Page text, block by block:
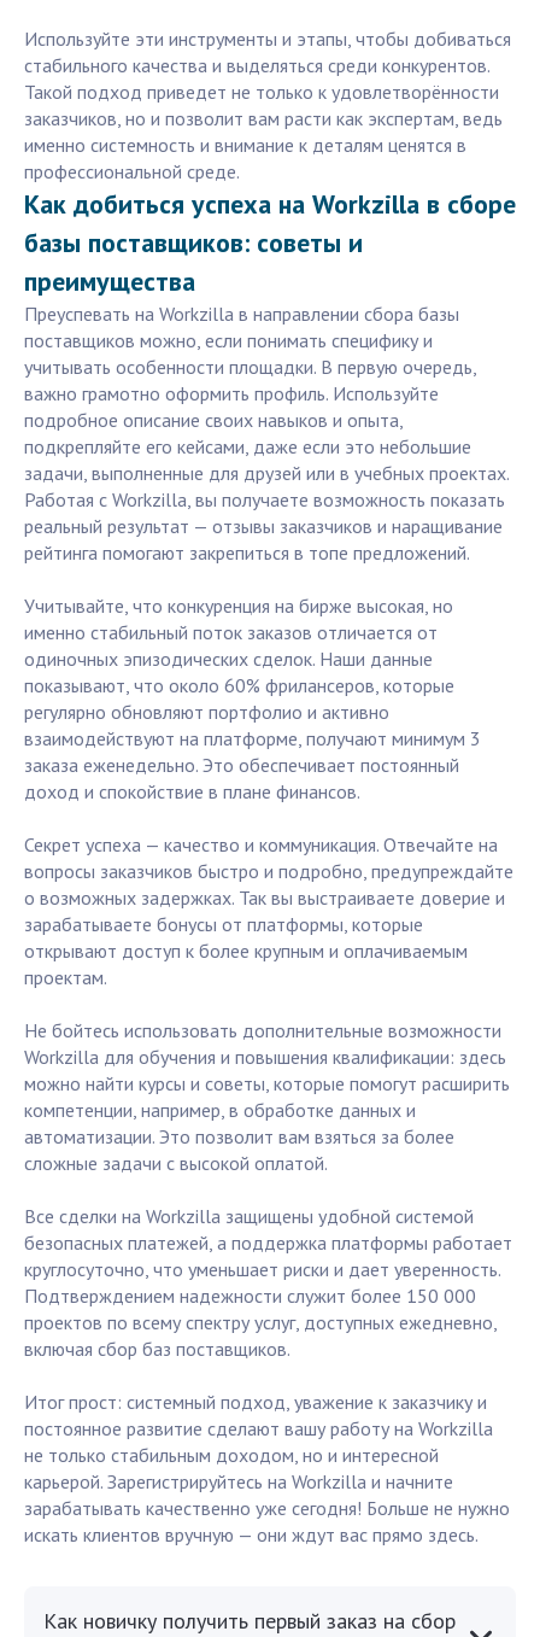
Используйте эти инструменты и этапы, чтобы добиваться
стабильного качества и выделяться среди конкурентов.
Такой подход приведет не только к удовлетворённости
заказчиков, но и позволит вам расти как экспертам, ведь
именно системность и внимание к деталям ценятся в
профессиональной среде.
Как добиться успеха на Workzilla в сборе
базы поставщиков: советы и
преимущества
Преуспевать на Workzilla в направлении сбора базы
поставщиков можно, если понимать специфику и
учитывать особенности площадки. В первую очередь,
важно грамотно оформить профиль. Используйте
подробное описание своих навыков и опыта,
подкрепляйте его кейсами, даже если это небольшие
задачи, выполненные для друзей или в учебных проектах.
Работая с Workzilla, вы получаете возможность показать
реальный результат — отзывы заказчиков и наращивание
рейтинга помогают закрепиться в топе предложений.
Учитывайте, что конкуренция на бирже высокая, но
именно стабильный поток заказов отличается от
одиночных эпизодических сделок. Наши данные
показывают, что около 60% фрилансеров, которые
регулярно обновляют портфолио и активно
взаимодействуют на платформе, получают минимум 3
заказа еженедельно. Это обеспечивает постоянный
доход и спокойствие в плане финансов.
Секрет успеха — качество и коммуникация. Отвечайте на
вопросы заказчиков быстро и подробно, предупреждайте
о возможных задержках. Так вы выстраиваете доверие и
зарабатываете бонусы от платформы, которые
открывают доступ к более крупным и оплачиваемым
проектам.
Не бойтесь использовать дополнительные возможности
Workzilla для обучения и повышения квалификации: здесь
можно найти курсы и советы, которые помогут расширить
компетенции, например, в обработке данных и
автоматизации. Это позволит вам взяться за более
сложные задачи с высокой оплатой.
Все сделки на Workzilla защищены удобной системой
безопасных платежей, а поддержка платформы работает
круглосуточно, что уменьшает риски и дает уверенность.
Подтверждением надежности служит более 150 000
проектов по всему спектру услуг, доступных ежедневно,
включая сбор баз поставщиков.
Итог прост: системный подход, уважение к заказчику и
постоянное развитие сделают вашу работу на Workzilla
не только стабильным доходом, но и интересной
карьерой. Зарегистрируйтесь на Workzilla и начните
зарабатывать качественно уже сегодня! Больше не нужно
искать клиентов вручную — они ждут вас прямо здесь.
Как новичку получить первый заказ на сбор